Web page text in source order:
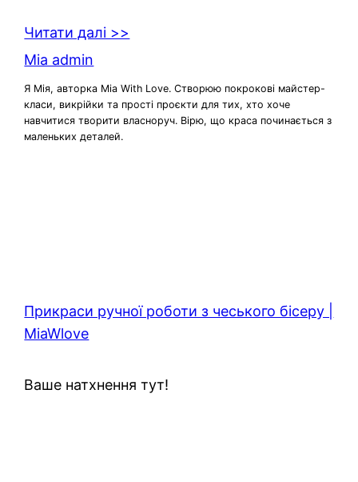
Читати далі >>
Mia admin
Я Мія, авторка Mia With Love. Створюю покрокові майстер-
класи, викрійки та прості проєкти для тих, хто хоче
навчитися творити власноруч. Вірю, що краса починається з
маленьких деталей.
Прикраси ручної роботи з чеського бісеру |
MiaWlove
Ваше натхнення тут!